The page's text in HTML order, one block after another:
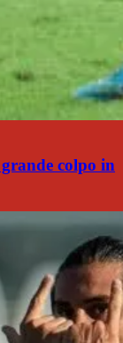
colpo in